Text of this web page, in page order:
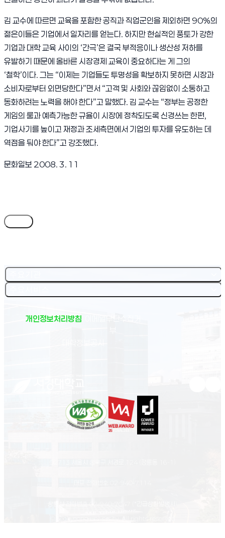
김 교수에 따르면 교육을 포함한 공직과 직업군인을 제외하면 90%의
젊은이들은 기업에서 일자리를 얻는다. 하지만 현실적인 풍토가 강한
기업과 대학 교육 사이의 ‘간극’은 결국 부적응이나 생산성 저하를
유발하기 때문에 올바른 시장경제 교육이 중요하다는 게 그의
‘철학’이다. 그는 “이제는 기업들도 투명성을 확보하지 못하면 시장과
소비자로부터 외면당한다”면서 “고객 및 사회와 끊임없이 소통하고
동화하려는 노력을 해야 한다”고 말했다. 김 교수는 “정부는 공정한
게임의 룰과 예측가능한 규율이 시장에 정착되도록 신경쓰는 한편,
기업사기를 높이고 재정과 조세측면에서 기업의 투자를 유도하는 데
역점을 둬야 한다”고 강조했다.
문화일보 2008. 3. 11
개인정보처리방침